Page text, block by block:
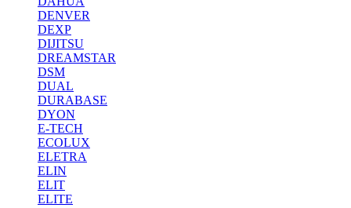
DENVER
DEXP
DIJITSU
DREAMSTAR
DSM
DUAL
DURABASE
DYON
E-TECH
ECOLUX
ELETRA
ELIN
ELIT
ELITE